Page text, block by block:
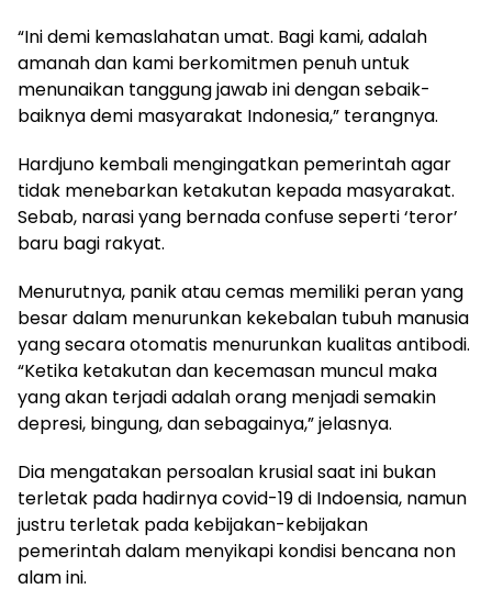
“Ini demi kemaslahatan umat. Bagi kami, adalah
amanah dan kami berkomitmen penuh untuk
menunaikan tanggung jawab ini dengan sebaik-
baiknya demi masyarakat Indonesia,” terangnya.
Hardjuno kembali mengingatkan pemerintah agar
tidak menebarkan ketakutan kepada masyarakat.
Sebab, narasi yang bernada confuse seperti ‘teror’
baru bagi rakyat.
Menurutnya, panik atau cemas memiliki peran yang
besar dalam menurunkan kekebalan tubuh manusia
yang secara otomatis menurunkan kualitas antibodi.
“Ketika ketakutan dan kecemasan muncul maka
yang akan terjadi adalah orang menjadi semakin
depresi, bingung, dan sebagainya,” jelasnya.
Dia mengatakan persoalan krusial saat ini bukan
terletak pada hadirnya covid-19 di Indoensia, namun
justru terletak pada kebijakan-kebijakan
pemerintah dalam menyikapi kondisi bencana non
alam ini.